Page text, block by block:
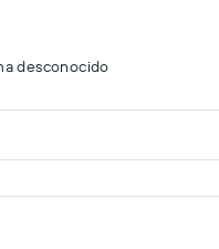
desconocido